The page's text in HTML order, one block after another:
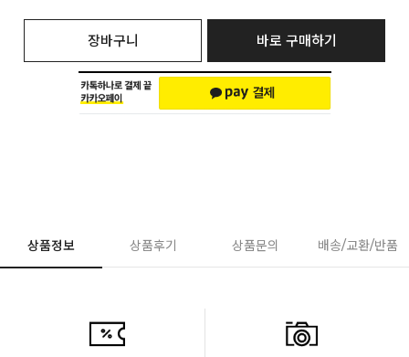
장바구니 바로 구매하기
상품정보 상품후기 상품문의 배송/교환/반품